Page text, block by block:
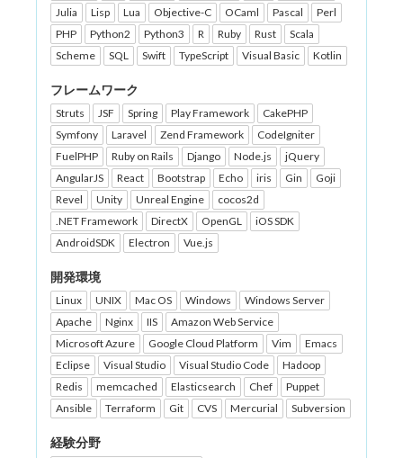
Julia
Lisp Lua Objective-C OCaml Pascal
Perl
PHP
Python2 Python3 R Ruby Rust
Scala
Scheme
SQL Swift TypeScript Visual Basic Kotlin
フレームワーク
Struts JSF Spring Play Framework
CakePHP
Symfony
Laravel Zend Framework
CodeIgniter
FuelPHP
Ruby on Rails Django Node.js
jQuery
AngularJS
React Bootstrap Echo iris Gin
Goji
Revel
Unity Unreal Engine
cocos2d
.NET Framework
DirectX OpenGL
iOS SDK
AndroidSDK
Electron Vue.js
開発環境
Linux UNIX Mac OS Windows
Windows Server
Apache
Nginx IIS
Amazon Web Service
Microsoft Azure
Google Cloud Platform Vim
Emacs
Eclipse
Visual Studio Visual Studio Code
Hadoop
Redis
memcached Elasticsearch Chef
Puppet
Ansible
Terraform Git CVS Mercurial Subversion
経験分野